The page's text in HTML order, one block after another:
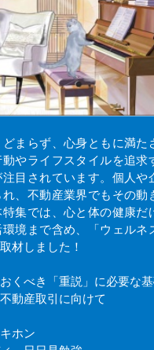
どまらず、心身ともに満た
やライフスタイルを追求
注目されています。個人
、不動産業界でもその動
集では、心と体の健康だ
境まで含め、「ウェルネ
材しました！
くべき「重説」に必要な
動産取引に向けて
ホン